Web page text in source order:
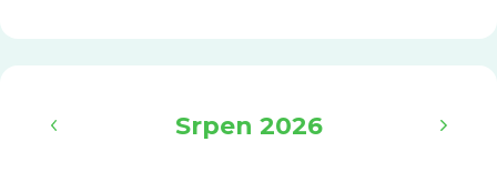
Srpen 2026